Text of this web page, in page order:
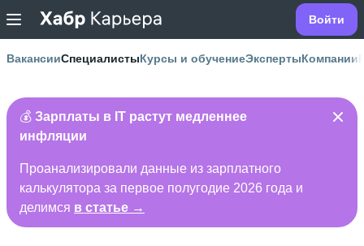
Войти
ВакансииСпециалистыКурсы и обучениеЭкспертыКомпании
💰 Зарплаты в IT растут медленнее
инфляции
Проанализировали данные из зарплатного
калькулятора за первое полугодие 2026 года и
делимся в статье →